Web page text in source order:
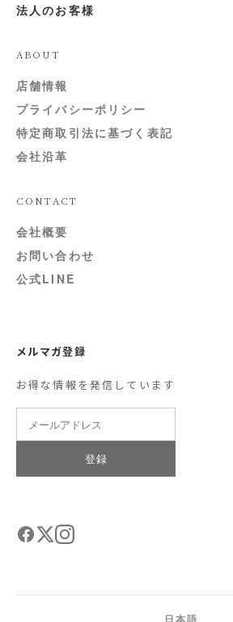
法人のお客様
ABOUT
店舗情報
プライバシーポリシー
特定商取引法に基づく表記
会社沿革
CONTACT
会社概要
お問い合わせ
公式LINE
メルマガ登録
お得な情報を発信しています
登録
日本語